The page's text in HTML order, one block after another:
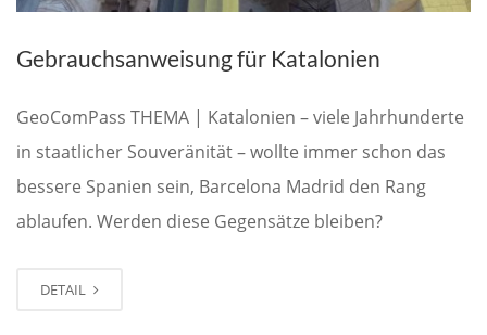
Gebrauchsanweisung für Katalonien
GeoComPass THEMA | Katalonien – viele Jahrhunderte
in staatlicher Souveränität – wollte immer schon das
bessere Spanien sein, Barcelona Madrid den Rang
ablaufen. Werden diese Gegensätze bleiben?
DETAIL